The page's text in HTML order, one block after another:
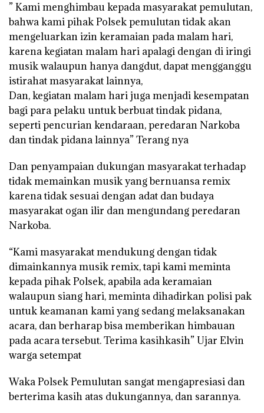
” Kami menghimbau kepada masyarakat pemulutan,
bahwa kami pihak Polsek pemulutan tidak akan
mengeluarkan izin keramaian pada malam hari,
karena kegiatan malam hari apalagi dengan di iringi
musik walaupun hanya dangdut, dapat mengganggu
istirahat masyarakat lainnya,
Dan, kegiatan malam hari juga menjadi kesempatan
bagi para pelaku untuk berbuat tindak pidana,
seperti pencurian kendaraan, peredaran Narkoba
dan tindak pidana lainnya” Terang nya
Dan penyampaian dukungan masyarakat terhadap
tidak memainkan musik yang bernuansa remix
karena tidak sesuai dengan adat dan budaya
masyarakat ogan ilir dan mengundang peredaran
Narkoba.
“Kami masyarakat mendukung dengan tidak
dimainkannya musik remix, tapi kami meminta
kepada pihak Polsek, apabila ada keramaian
walaupun siang hari, meminta dihadirkan polisi pak
untuk keamanan kami yang sedang melaksanakan
acara, dan berharap bisa memberikan himbauan
pada acara tersebut. Terima kasihkasih” Ujar Elvin
warga setempat
Waka Polsek Pemulutan sangat mengapresiasi dan
berterima kasih atas dukungannya, dan sarannya.